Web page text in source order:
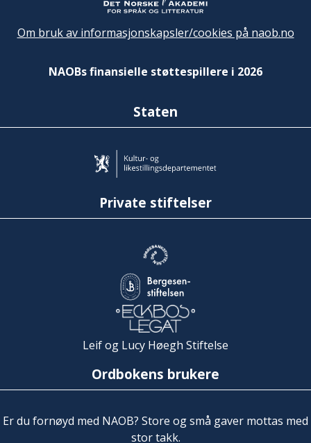
Om bruk av informasjonskapsler/cookies på naob.no
NAOBs finansielle støttespillere i 2026
Staten
Private stiftelser
Leif og Lucy Høegh Stiftelse
Ordbokens brukere
Er du fornøyd med NAOB? Store og små gaver mottas med
stor takk.